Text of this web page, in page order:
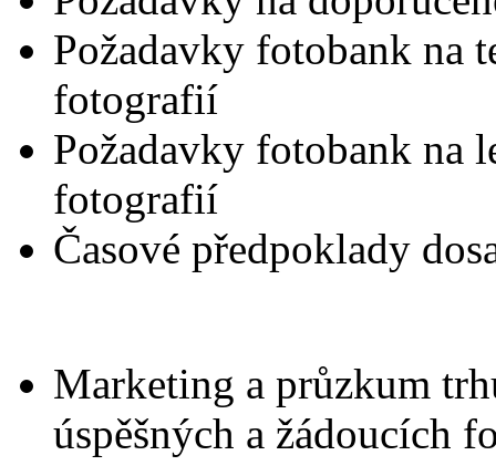
Požadavky fotobank na
fotografií
Požadavky fotobank na
fotografií
Časové předpoklady
Marketing a průzkum
úspěšných a žádoucích